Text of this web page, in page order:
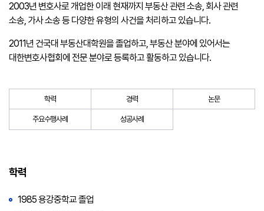
2003년 변호사로 개업한 이래 현재까지 부동산 관련 소송, 회사 관련
소송, 가사 소송 등 다양한 유형의 사건을 처리하고 있습니다.
2011년 건국대 부동산대학원을 졸업하고, 부동산 분야에 있어서는
대한변호사협회에 전문 분야로 등록하고 활동하고 있습니다.
학력 경력 논문
주요수행사례 성공사례
학력
1985 용강중학교 졸업